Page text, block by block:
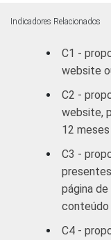
Base:
lucrativos
apenas
Dados
março de
rodiziadas.
Fonte:
Indicadores Relacionados
C1 -
website
C2 -
website,
12 meses
C3 -
página
conteúdo
C4 -